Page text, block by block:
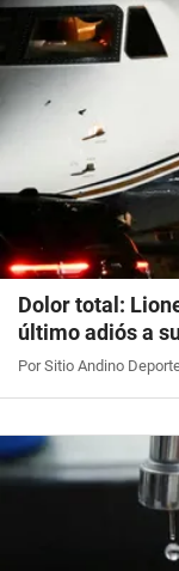
Dolor total:
último adiós a
Por Sitio Andino